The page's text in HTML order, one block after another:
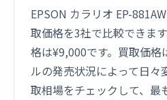
EPSON カラリオ EP-
取価格を3社で比較できま
格は¥9,000です。買取価
ルの発売状況によって日々
取相場をチェックして、最